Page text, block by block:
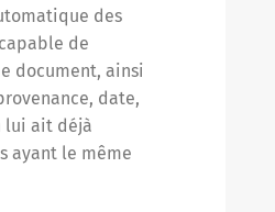
des
de
document, ainsi
date,
lui ait déjà
ayant le même